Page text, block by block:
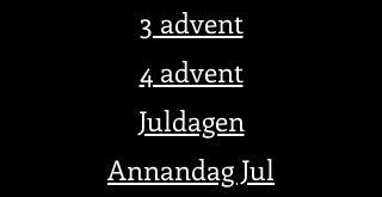
3 advent
4 advent
Juldagen
Annandag Jul